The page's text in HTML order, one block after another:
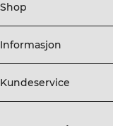
Shop
Informasjon
Kundeservice